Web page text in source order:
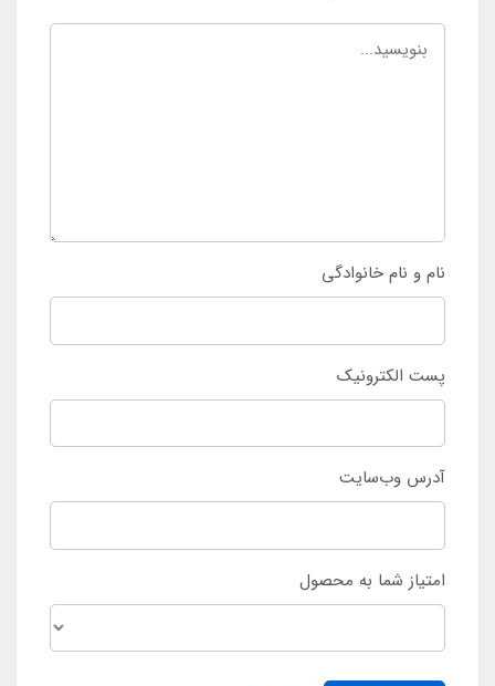
نام و نام خانوادگی
پست الکترونیک
آدرس وب‌سایت
امتیاز شما به محصول